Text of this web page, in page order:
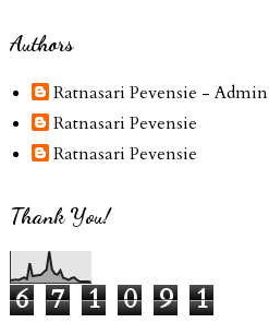
Authors
Ratnasari Pevensie - Admin
Ratnasari Pevensie
Ratnasari Pevensie
Thank You!
6 7 1 0 9 1